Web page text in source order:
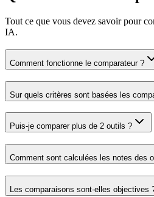
Tout ce que vous devez savoir pour
IA.
Comment fonctionne le comparateur ?
Sur quels critères sont basées les
Puis-je comparer plus de 2 outils ?
Comment sont calculées les notes des
Les comparaisons sont-elles objectives